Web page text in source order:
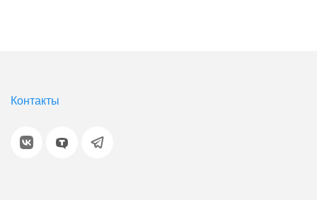
Контакты